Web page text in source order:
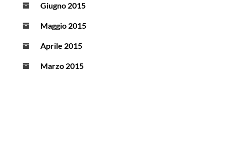
Giugno 2015
Maggio 2015
Aprile 2015
Marzo 2015